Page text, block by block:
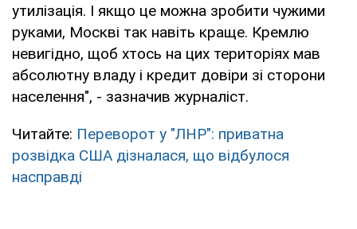
утилізація. І якщо це можна зробити чужими
руками, Москві так навіть краще. Кремлю
невигідно, щоб хтось на цих територіях мав
абсолютну владу і кредит довіри зі сторони
населення", - зазначив журналіст.
Читайте: Переворот у "ЛНР": приватна
розвідка США дізналася, що відбулося
насправді